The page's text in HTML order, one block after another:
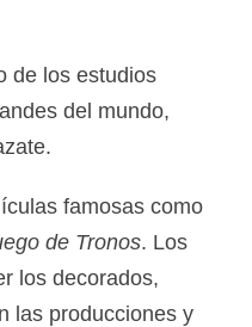
de los estudios
del mundo,
famosas como
de Tronos. Los
los decorados,
las producciones y